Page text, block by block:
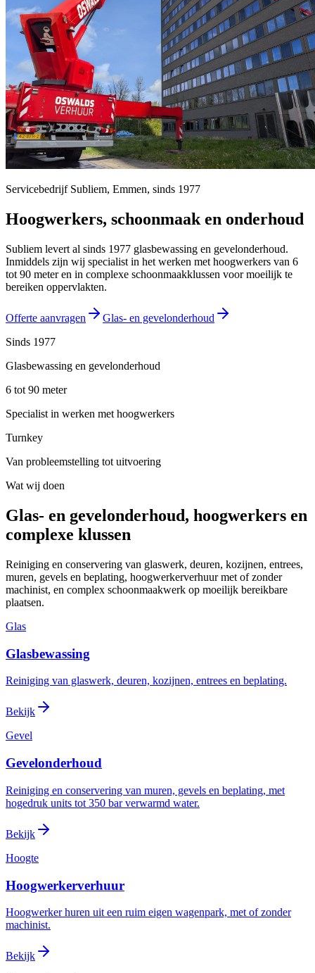
Servicebedrijf Subliem, Emmen, sinds 1977
Hoogwerkers, schoonmaak en onderhoud
Subliem levert al sinds 1977 glasbewassing en gevelonderhoud.
Inmiddels zijn wij specialist in het werken met hoogwerkers van 6
tot 90 meter en in complexe schoonmaakklussen voor moeilijk te
bereiken oppervlakten.
Offerte aanvragen
Glas- en gevelonderhoud
Sinds 1977
Glasbewassing en gevelonderhoud
6 tot 90 meter
Specialist in werken met hoogwerkers
Turnkey
Van probleemstelling tot uitvoering
Wat wij doen
Glas- en gevelonderhoud, hoogwerkers en
complexe klussen
Reiniging en conservering van glaswerk, deuren, kozijnen, entrees,
muren, gevels en beplating, hoogwerkerverhuur met of zonder
machinist, en complex schoonmaakwerk op moeilijk bereikbare
plaatsen.
Glas
Glasbewassing
Reiniging van glaswerk, deuren, kozijnen, entrees en beplating.
Bekijk
Gevel
Gevelonderhoud
Reiniging en conservering van muren, gevels en beplating, met
hogedruk units tot 350 bar verwarmd water.
Bekijk
Hoogte
Hoogwerkerverhuur
Hoogwerker huren uit een ruim eigen wagenpark, met of zonder
machinist.
Bekijk